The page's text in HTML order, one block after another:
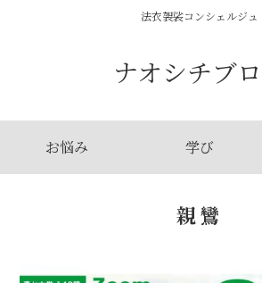
法衣袈裟コンシェルジュ
ナオシチブ
お悩み 学び
親鸞